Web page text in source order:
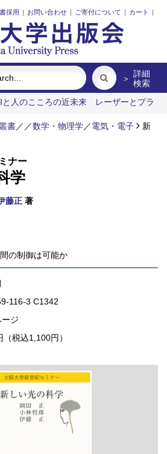
採用 | お問い合わせ | ご寄付について | カート |
＞ 詳細
検索
と人のこころの近未来
レーザーとプラ
書／ ／数学・物理学／電気・電子
新
ナー
学
藤正 著
の制御は可能か
116-3 C1342
ジ
税込1,100円）